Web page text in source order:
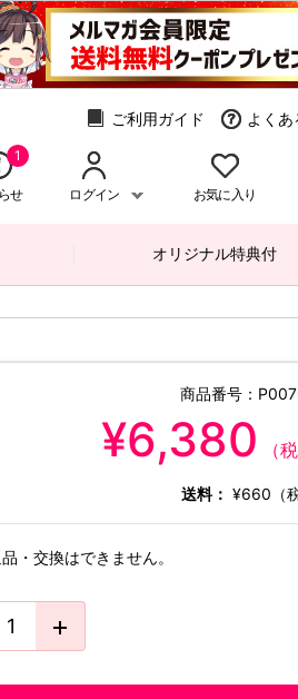
ご利用ガイド よく
1
せ ログイン お気に入り
オリジナル特典付
商品番号：
¥6,380 （
送料： ¥660（
・交換はできません。